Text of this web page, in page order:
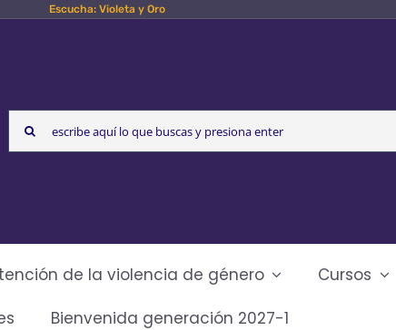
Escucha: Violeta y Oro
Search
for:
de la violencia de género Cursos
Bienvenida generación 2027-1